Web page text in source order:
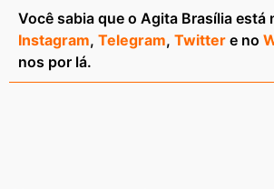
Você sabia que o Agita Brasília está
Instagram, Telegram, Twitter e no
nos por lá.